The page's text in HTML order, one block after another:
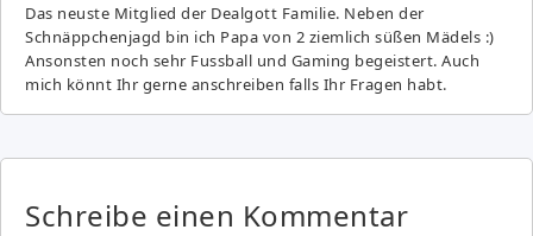
Das neuste Mitglied der Dealgott Familie. Neben der
Schnäppchenjagd bin ich Papa von 2 ziemlich süßen Mädels :)
Ansonsten noch sehr Fussball und Gaming begeistert. Auch
mich könnt Ihr gerne anschreiben falls Ihr Fragen habt.
Schreibe einen Kommentar